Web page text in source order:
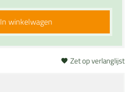
In winkelwagen
Zet op verlanglijst